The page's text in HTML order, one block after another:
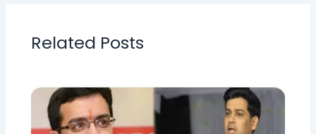
Related Posts